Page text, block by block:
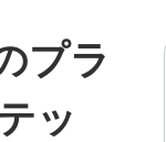
プラ
ッ